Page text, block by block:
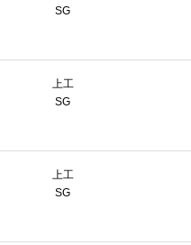
SG
上工
SG
上工
SG